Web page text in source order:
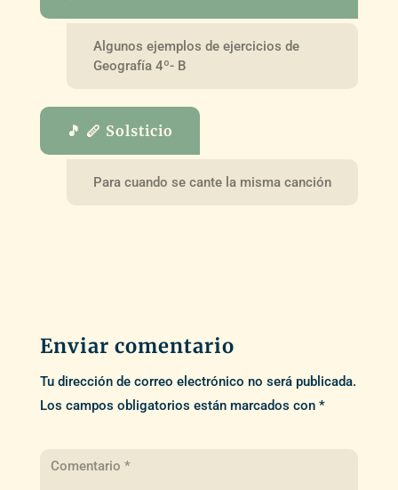
Algunos ejemplos de ejercicios de
Geografía 4º- B
🎵 🪈 Solsticio
Para cuando se cante la misma canción
Enviar comentario
Tu dirección de correo electrónico no será publicada.
Los campos obligatorios están marcados con *